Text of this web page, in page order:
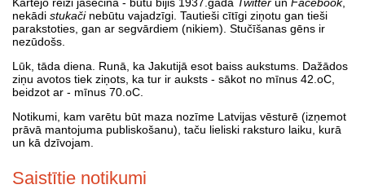
nekādi stukači nebūtu vajadzīgi. Tautieši cītīgi ziņotu gan tieši
parakstoties, gan ar segvārdiem (nikiem). Stučīšanas gēns ir
nezūdošs.
Lūk, tāda diena. Runā, ka Jakutijā esot baiss aukstums. Dažādos
ziņu avotos tiek ziņots, ka tur ir auksts - sākot no mīnus 42.oC,
beidzot ar - mīnus 70.oC.
Notikumi, kam varētu būt maza nozīme Latvijas vēsturē (izņemot
prāvā mantojuma publiskošanu), taču lieliski raksturo laiku, kurā
un kā dzīvojam.
Saistītie notikumi